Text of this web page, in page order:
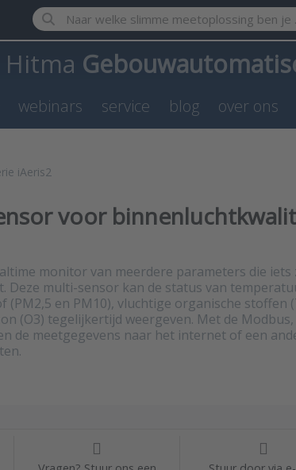
Enter a search term. Results will appear
Hitma
webinars service blog over ons
iAeris2
voor
monitor van meerdere parameters die iets
Deze multi-sensor kan de status van
(PM2,5 en PM10), vluchtige organische stoffen
(O3) tegelijkertijd weergeven. Met de
de meetgegevens naar het internet of een